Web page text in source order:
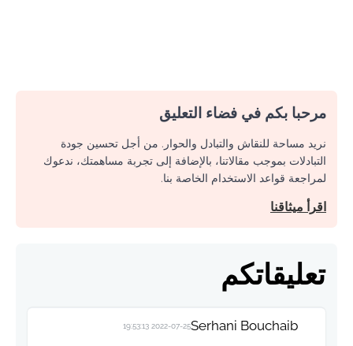
مرحبا بكم في فضاء التعليق
نريد مساحة للنقاش والتبادل والحوار. من أجل تحسين جودة
التبادلات بموجب مقالاتنا، بالإضافة إلى تجربة مساهمتك، ندعوك
لمراجعة قواعد الاستخدام الخاصة بنا.
اقرأ ميثاقنا
تعليقاتكم
Serhani Bouchaib
2022-07-25 19:53:13